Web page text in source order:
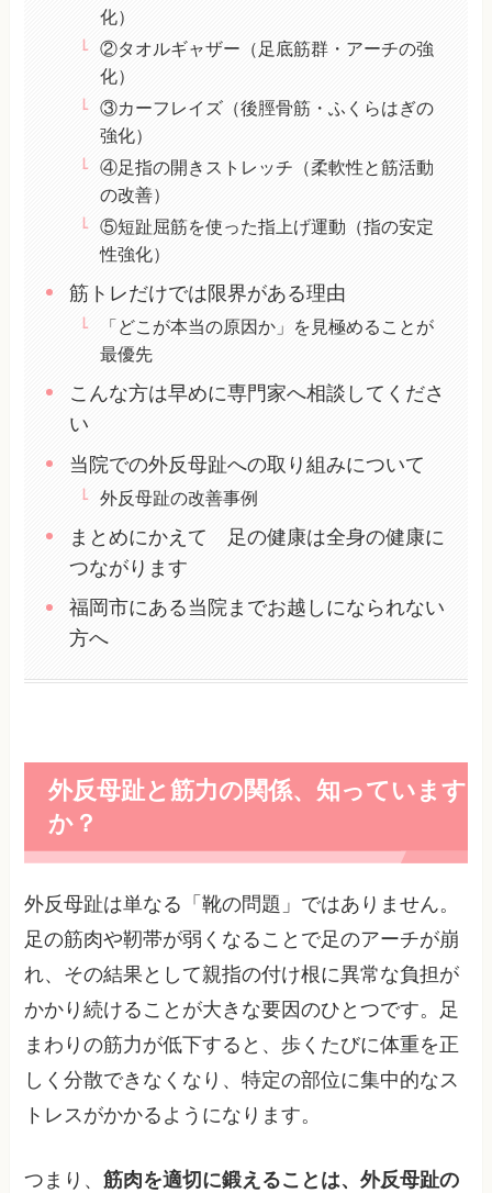
化）
②タオルギャザー（足底筋群・アーチの強
化）
③カーフレイズ（後脛骨筋・ふくらはぎの
強化）
④足指の開きストレッチ（柔軟性と筋活動
の改善）
⑤短趾屈筋を使った指上げ運動（指の安定
性強化）
筋トレだけでは限界がある理由
「どこが本当の原因か」を見極めることが
最優先
こんな方は早めに専門家へ相談してくださ
い
当院での外反母趾への取り組みについて
外反母趾の改善事例
まとめにかえて 足の健康は全身の健康に
つながります
福岡市にある当院までお越しになられない
方へ
外反母趾と筋力の関係、知っています
か？
外反母趾は単なる「靴の問題」ではありません。
足の筋肉や靭帯が弱くなることで足のアーチが崩
れ、その結果として親指の付け根に異常な負担が
かかり続けることが大きな要因のひとつです。足
まわりの筋力が低下すると、歩くたびに体重を正
しく分散できなくなり、特定の部位に集中的なス
トレスがかかるようになります。
つまり、筋肉を適切に鍛えることは、外反母趾の